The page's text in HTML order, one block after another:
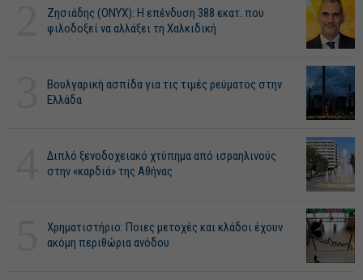
Ζησιάδης (ONYX): Η επένδυση 388 εκατ. που
φιλοδοξεί να αλλάξει τη Χαλκιδική
Βουλγαρική ασπίδα για τις τιμές ρεύματος στην
Ελλάδα
Διπλό ξενοδοχειακό χτύπημα από ισραηλινούς
στην «καρδιά» της Αθήνας
Χρηματιστήριο: Ποιες μετοχές και κλάδοι έχουν
ακόμη περιθώρια ανόδου